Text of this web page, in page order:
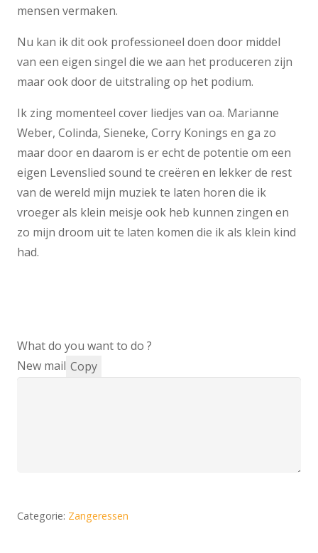
mensen vermaken.
Nu kan ik dit ook professioneel doen door middel
van een eigen singel die we aan het produceren zijn
maar ook door de uitstraling op het podium.
Ik zing momenteel cover liedjes van oa. Marianne
Weber, Colinda, Sieneke, Corry Konings en ga zo
maar door en daarom is er echt de potentie om een
eigen Levenslied sound te creëren en lekker de rest
van de wereld mijn muziek te laten horen die ik
vroeger als klein meisje ook heb kunnen zingen en
zo mijn droom uit te laten komen die ik als klein kind
had.
What do you want to do ?
New mail Copy
Categorie: Zangeressen